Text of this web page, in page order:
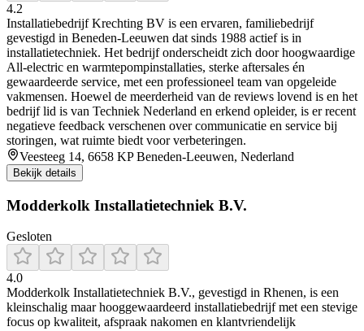
4.2
Installatiebedrijf Krechting BV is een ervaren, familiebedrijf
gevestigd in Beneden‑Leeuwen dat sinds 1988 actief is in
installatietechniek. Het bedrijf onderscheidt zich door hoogwaardige
All‑electric en warmtepompinstallaties, sterke aftersales én
gewaardeerde service, met een professioneel team van opgeleide
vakmensen. Hoewel de meerderheid van de reviews lovend is en het
bedrijf lid is van Techniek Nederland en erkend opleider, is er recent
negatieve feedback verschenen over communicatie en service bij
storingen, wat ruimte biedt voor verbeteringen.
Veesteeg 14, 6658 KP Beneden-Leeuwen, Nederland
Bekijk details
Modderkolk Installatietechniek B.V.
Gesloten
4.0
Modderkolk Installatietechniek B.V., gevestigd in Rhenen, is een
kleinschalig maar hooggewaardeerd installatiebedrijf met een stevige
focus op kwaliteit, afspraak nakomen en klantvriendelijk